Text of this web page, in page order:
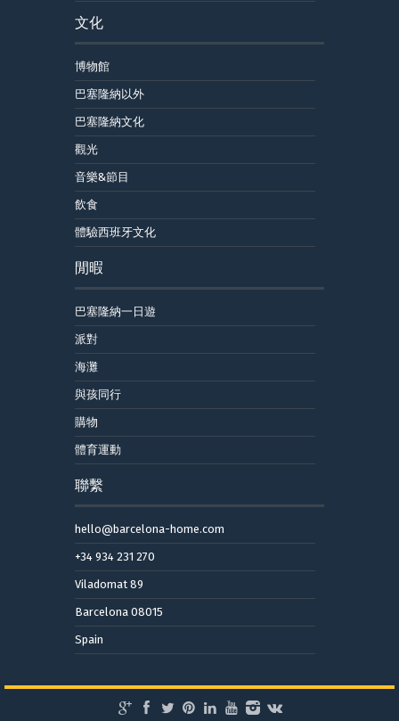
文化
博物館
巴塞隆納以外
巴塞隆納文化
觀光
音樂&節目
飲食
體驗西班牙文化
閒暇
巴塞隆納一日遊
派對
海灘
與孩同行
購物
體育運動
聯繫
hello@barcelona-home.com
+34 934 231 270
Viladomat 89
Barcelona 08015
Spain